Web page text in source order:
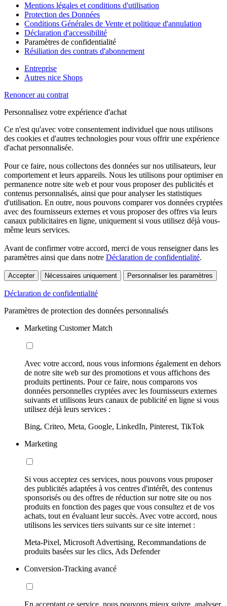
Mentions légales et conditions d'utilisation
Protection des Données
Conditions Générales de Vente et politique d'annulation
Déclaration d'accessibilité
Paramètres de confidentialité
Résiliation des contrats d'abonnement
Entreprise
Autres nice Shops
Renoncer au contrat
Personnalisez votre expérience d'achat
Ce n'est qu'avec votre consentement individuel que nous utilisons
des cookies et d'autres technologies pour vous offrir une expérience
d'achat personnalisée.
Pour ce faire, nous collectons des données sur nos utilisateurs, leur
comportement et leurs appareils. Nous les utilisons pour optimiser en
permanence notre site web et pour vous proposer des publicités et
contenus personnalisés, ainsi que pour analyser les statistiques
d'utilisation. En outre, nous pouvons comparer vos données cryptées
avec des fournisseurs externes et vous proposer des offres via leurs
canaux publicitaires en ligne, uniquement si vous utilisez déjà vous-
même leurs services.
Avant de confirmer votre accord, merci de vous renseigner dans les
paramètres ainsi que dans notre Déclaration de confidentialité.
Accepter Nécessaires uniquement Personnaliser les paramètres
Déclaration de confidentialité
Paramètres de protection des données personnalisés
Marketing Customer Match
Avec votre accord, nous vous informons également en dehors
de notre site web sur des promotions et vous affichons des
produits pertinents. Pour ce faire, nous comparons vos
données personnelles cryptées avec les fournisseurs externes
suivants et utilisons leurs canaux de publicité en ligne si vous
utilisez déjà leurs services :
Bing, Criteo, Meta, Google, LinkedIn, Pinterest, TikTok
Marketing
Si vous acceptez ces services, nous pouvons vous proposer
des publicités adaptées à vos centres d'intérêt, des contenus
sponsorisés ou des offres de réduction sur notre site ou nos
produits en fonction des pages que vous consultez et de vos
achats, tout en évaluant leur succès. Avec votre accord, nous
utilisons les services tiers suivants sur ce site internet :
Meta-Pixel, Microsoft Advertising, Recommandations de
produits basées sur les clics, Ads Defender
Conversion-Tracking avancé
En acceptant ce service, nous pouvons mieux suivre, analyser